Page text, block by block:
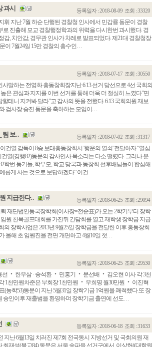
과시 등록일자 : 2018-08-09 조회 : 33320
휘 지난 7월 하순 단행된 경찰청 인사에서 민갑룡 동문이 경찰
진출해 모교 경찰행정학과의 위력을 다시한번 과시했다. 경
감, 치안감, 경무관 인사가 차례로 발표되었다. 제21대 경찰청장
7월24일 15만 경찰의 총수인. . .
등록일자 : 2018-07-17 조회 : 30550
말하는 전영화 총동창회장지난 6.13 선거 당선으로 4선 국회의
은 관심과 지지를 이번 선거를 통해 더욱 더 절실히 느꼈다”면
테니 지켜봐 달라”고 감사의 뜻을 전했다. 6.13 국회의원 재보
검사장 승진 동문을 축하하는 모임이. . .
보. . 등록일자 : 2018-07-02 조회 : 31317
건열 감독이 8승 보태총동창회서 '행운의 열쇠' 전달하자 “열심
열(경행82)동문의 감사인사 목소리는 다소 떨렸다. 그러나 분
학번 동기들, 학부모, 학교 당국과 동창회 선후배님들이 합심해
롭게 사는 것으로 보답하겠다” 이건. . .
지급한다. . 등록일자 : 2018-06-25 조회 : 29094
재단법인동국장학회(이사장=전순표)가 오는 2학기부터 장학
원 친목골프대회를 가진뒤 간담회를 열고 재학생 장학금 지급
장학사업은 2013년 9월25일 장학금을 전달한 이후 총동창회
올해 초 임원진을 전면 개편하고 4월10일 첫. . .
등록일자 : 2018-06-25 조회 : 29530
선 ‧ 한우삼 · 송석환 ‧ 민홍기 ‧ 문선배 ‧ 김오현 이사 각 3천
1천만원차준은 부회장 1천만원 ‧ 우희명 월30만원 ‧ 이진혁
농학53)동문이 지난 5월31일 장학기금 1억원을 쾌척했다.또 장
인이후 재출범을 환영하며 장학기금 출연에 선도. . .
등록일자 : 2018-06-18 조회 : 31633
지난 6월13일 치러진 제7회 전국동시 지방선거 및 국회의원 재